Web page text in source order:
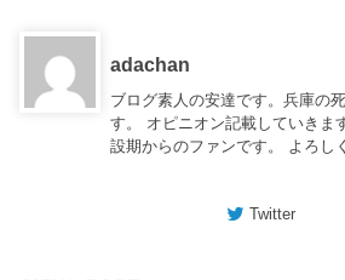
adachan
ブログ素人の安達です。兵庫の
す。 オピニオン記載していきま
設期からのファンです。 よろし
Twitter